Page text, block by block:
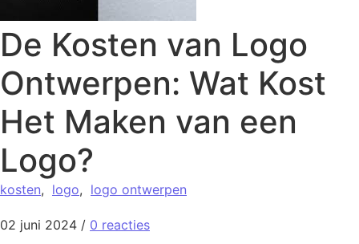
De Kosten van Logo
Ontwerpen: Wat Kost
Het Maken van een
Logo?
kosten, logo, logo ontwerpen
02 juni 2024 / 0 reacties